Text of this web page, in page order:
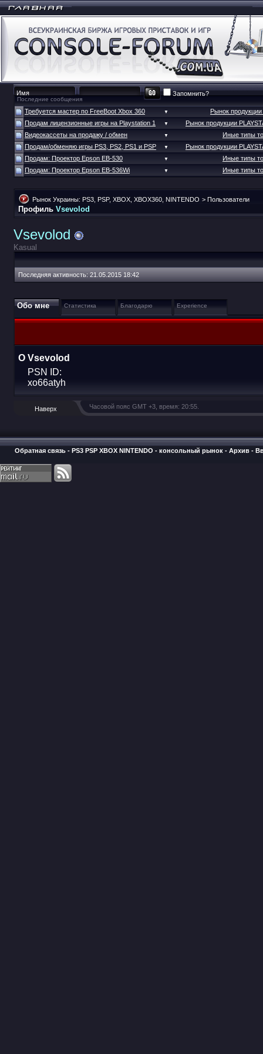
Запомнить?
Последние сообщения
Требуется мастер по FreeBoot Xbox 360 ▼
Рынок продукции
Продам лицензионные игры на Playstation 1
▼
Рынок продукции
Видеокассеты на продажу / обмен
▼
Иные типы
Продам/обменяю игры PS3, PS2, PS1 и PSP
▼
Рынок продукции
Продам: Проектор Epson EB-530
▼
Иные типы
Продам: Проектор Epson EB-536Wi
▼ Иные типы
Рынок Украины: PS3, PSP, XBOX, XBOX360, NINTENDO > Пользователи
Профиль Vsevolod
Vsevolod
Kasual
Последняя активность: 21.05.2015 18:42
Обо мне Статистика Благодарю Experience
О Vsevolod
PSN ID:
xo66atyh
Наверх Часовой пояс GMT +3, время: 20:55
Обратная связь - PS3 PSP XBOX NINTENDO - консольный рынок - Архив -